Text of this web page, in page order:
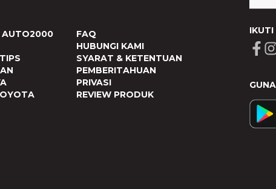
AUTO2000
FAQ
HUBUNGI KAMI
SYARAT & KETENTUAN
PEMBERITAHUAN
PRIVASI
REVIEW PRODUK
IKUTI